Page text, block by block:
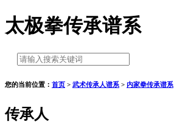
太极拳传承谱系
您的当前位置： 首页 > 武术传承人谱系 > 内家拳传承谱系
传承人